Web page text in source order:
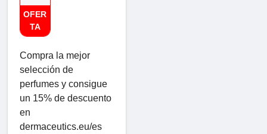
OFER
TA
Compra la mejor
selección de
perfumes y consigue
un 15% de descuento
en
dermaceutics.eu/es